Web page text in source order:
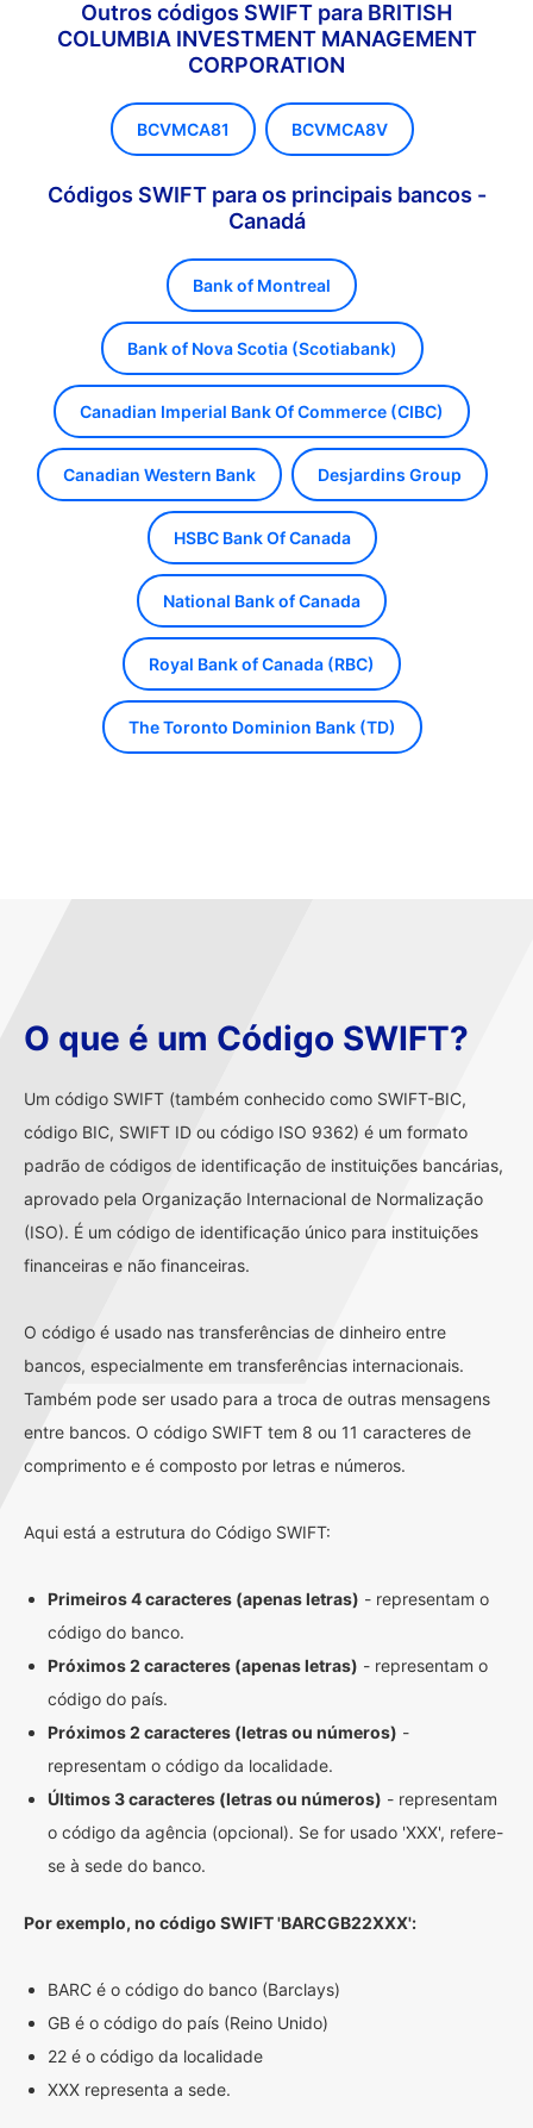
Outros códigos SWIFT para BRITISH
COLUMBIA INVESTMENT MANAGEMENT
CORPORATION
BCVMCA81 BCVMCA8V
Códigos SWIFT para os principais bancos -
Canadá
Bank of Montreal
Bank of Nova Scotia (Scotiabank)
Canadian Imperial Bank Of Commerce (CIBC)
Canadian Western Bank Desjardins Group
HSBC Bank Of Canada
National Bank of Canada
Royal Bank of Canada (RBC)
The Toronto Dominion Bank (TD)
O que é um Código SWIFT?
Um código SWIFT (também conhecido como SWIFT-BIC,
código BIC, SWIFT ID ou código ISO 9362) é um formato
padrão de códigos de identificação de instituições bancárias,
aprovado pela Organização Internacional de Normalização
(ISO). É um código de identificação único para instituições
financeiras e não financeiras.
O código é usado nas transferências de dinheiro entre
bancos, especialmente em transferências internacionais.
Também pode ser usado para a troca de outras mensagens
entre bancos. O código SWIFT tem 8 ou 11 caracteres de
comprimento e é composto por letras e números.
Aqui está a estrutura do Código SWIFT:
Primeiros 4 caracteres (apenas letras) - representam o
código do banco.
Próximos 2 caracteres (apenas letras) - representam o
código do país.
Próximos 2 caracteres (letras ou números) -
representam o código da localidade.
Últimos 3 caracteres (letras ou números) - representam
o código da agência (opcional). Se for usado 'XXX', refere-
se à sede do banco.
Por exemplo, no código SWIFT 'BARCGB22XXX':
BARC é o código do banco (Barclays)
GB é o código do país (Reino Unido)
22 é o código da localidade
XXX representa a sede.